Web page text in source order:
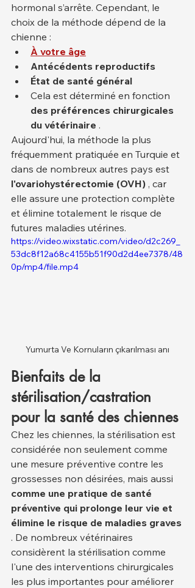
hormonal s’arrête. Cependant, le
choix de la méthode dépend de la
chienne :
À votre âge
Antécédents reproductifs
État de santé général
Cela est déterminé en fonction
des préférences chirurgicales
du vétérinaire .
Aujourd'hui, la méthode la plus
fréquemment pratiquée en Turquie et
dans de nombreux autres pays est
l'ovariohystérectomie (OVH) , car
elle assure une protection complète
et élimine totalement le risque de
futures maladies utérines.
https://video.wixstatic.com/video/d2c269_
53dc8f12a68c4155b51f90d2d4ee7378/48
0p/mp4/file.mp4
Yumurta Ve Kornuların çıkarılması anı
Bienfaits de la
stérilisation/castration
pour la santé des chiennes
Chez les chiennes, la stérilisation est
considérée non seulement comme
une mesure préventive contre les
grossesses non désirées, mais aussi
comme une pratique de santé
préventive qui prolonge leur vie et
élimine le risque de maladies graves
. De nombreux vétérinaires
considèrent la stérilisation comme
l'une des interventions chirurgicales
les plus importantes pour améliorer